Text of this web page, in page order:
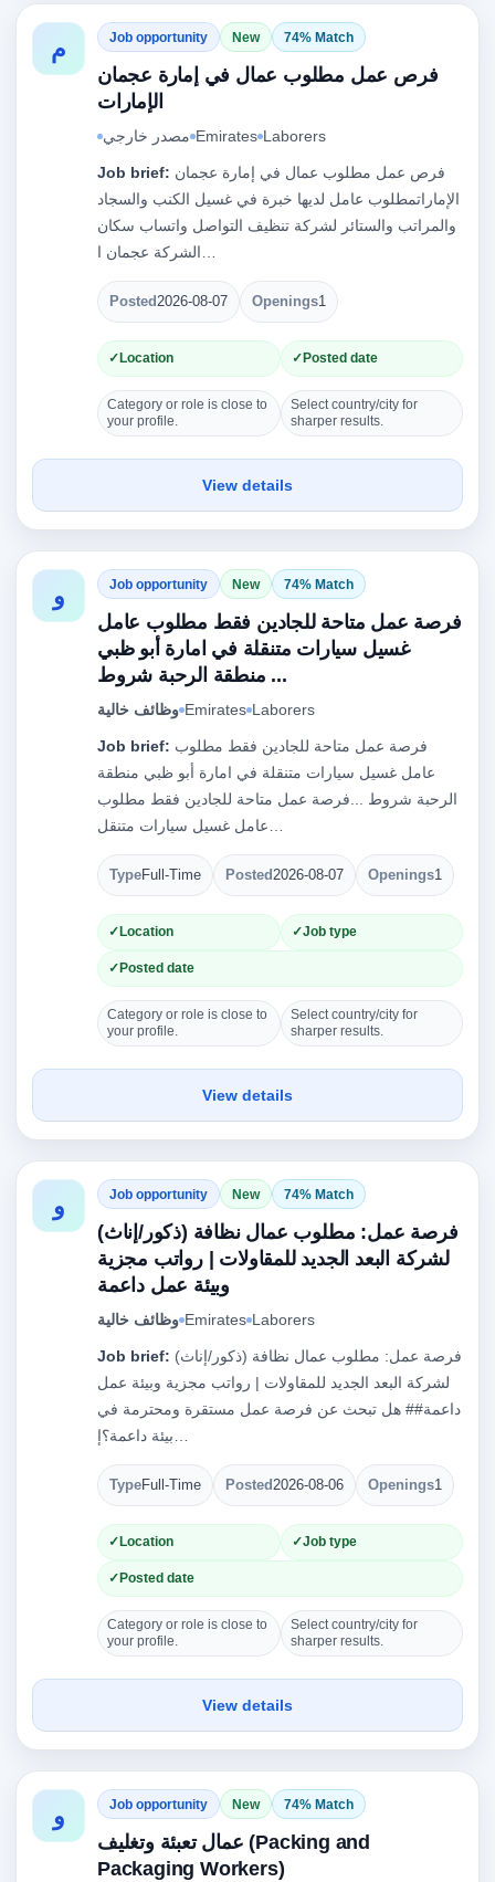
م Job opportunity New 74% Match
فرص عمل مطلوب عمال في إمارة عجمان
الإمارات
مصدر خارجي Emirates Laborers
Job brief:
الإماراتمطلوب عامل لديها خبرة في غسيل الكنب والسجاد
والمراتب والستائر لشركة تنظيف التواصل واتساب سكان
Posted2026-08-07 Openings1
Location Posted date
Category or role is close to
your profile.
Select country/city for
sharper results.
View details
و Job opportunity New 74% Match
فرصة عمل متاحة للجادين فقط مطلوب عامل
غسيل سيارات متنقلة في امارة أبو ظبي
منطقة الرحبة شروط ...
وظائف خالية Emirates Laborers
Job brief:
عامل غسيل سيارات متنقلة في امارة أبو ظبي منطقة
الرحبة شروط ...فرصة عمل متاحة للجادين فقط مطلوب
TypeFull-Time Posted2026-08-07 Openings1
Location Job type
Posted date
Category or role is close to
your profile.
Select country/city for
sharper results.
View details
و Job opportunity New 74% Match
فرصة عمل: مطلوب عمال نظافة (ذكور/إناث)
لشركة البعد الجديد للمقاولات | رواتب مجزية
وبيئة عمل داعمة
وظائف خالية Emirates Laborers
Job brief:
لشركة البعد الجديد للمقاولات | رواتب مجزية وبيئة عمل
داعمة## هل تبحث عن فرصة عمل مستقرة ومحترمة في
TypeFull-Time Posted2026-08-06 Openings1
Location Job type
Posted date
Category or role is close to
your profile.
Select country/city for
sharper results.
View details
و Job opportunity New 74% Match
عمال تعبئة وتغليف (Packing and
Packaging Workers)